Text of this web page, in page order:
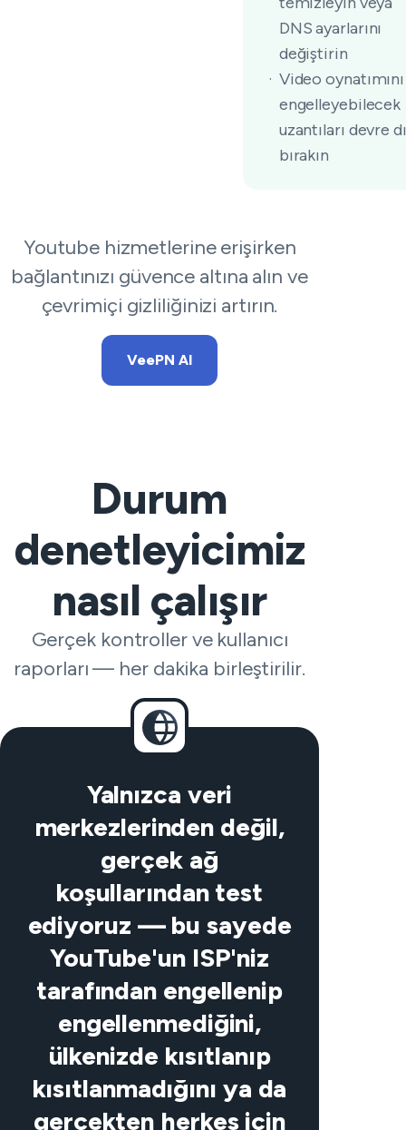
DNS ayarlarını
değiştirin
Video oynatımını
engelleyebilecek
uzantıları devre
bırakın
Youtube hizmetlerine erişirken
bağlantınızı güvence altına alın ve
çevrimiçi gizliliğinizi artırın.
VeePN Al
Durum
denetleyicimiz
nasıl çalışır
Gerçek kontroller ve kullanıcı
raporları — her dakika birleştirilir.
Yalnızca veri
merkezlerinden değil,
gerçek ağ
koşullarından test
ediyoruz — bu sayede
YouTube'un ISP'niz
tarafından engellenip
engellenmediğini,
ülkenizde kısıtlanıp
kısıtlanmadığını ya da
gerçekten herkes için